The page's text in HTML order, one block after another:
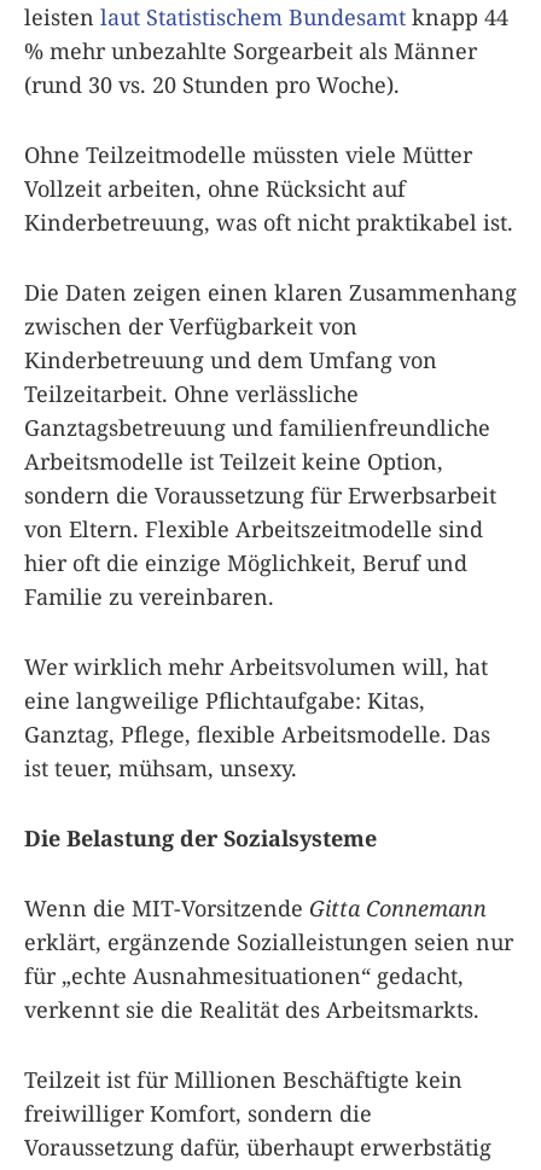
leisten laut Statistischem Bundesamt knapp 44
% mehr unbezahlte Sorgearbeit als Männer
(rund 30 vs. 20 Stunden pro Woche).
Ohne Teilzeitmodelle müssten viele Mütter
Vollzeit arbeiten, ohne Rücksicht auf
Kinderbetreuung, was oft nicht praktikabel ist.
Die Daten zeigen einen klaren Zusammenhang
zwischen der Verfügbarkeit von
Kinderbetreuung und dem Umfang von
Teilzeitarbeit. Ohne verlässliche
Ganztagsbetreuung und familienfreundliche
Arbeitsmodelle ist Teilzeit keine Option,
sondern die Voraussetzung für Erwerbsarbeit
von Eltern. Flexible Arbeitszeitmodelle sind
hier oft die einzige Möglichkeit, Beruf und
Familie zu vereinbaren.
Wer wirklich mehr Arbeitsvolumen will, hat
eine langweilige Pflichtaufgabe: Kitas,
Ganztag, Pflege, flexible Arbeitsmodelle. Das
ist teuer, mühsam, unsexy.
Die Belastung der Sozialsysteme
Wenn die MIT-Vorsitzende Gitta Connemann
erklärt, ergänzende Sozialleistungen seien nur
für „echte Ausnahmesituationen“ gedacht,
verkennt sie die Realität des Arbeitsmarkts.
Teilzeit ist für Millionen Beschäftigte kein
freiwilliger Komfort, sondern die
Voraussetzung dafür, überhaupt erwerbstätig